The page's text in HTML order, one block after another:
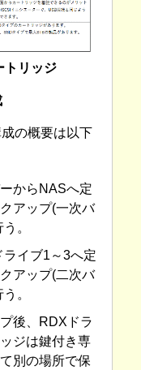
トリッジ
の概要は以下
からNASへ定
アップ(一次バ
。
イブ1～3へ定
アップ(二次バ
。
後、RDXドラ
ジは鍵付き専
別の場所で保